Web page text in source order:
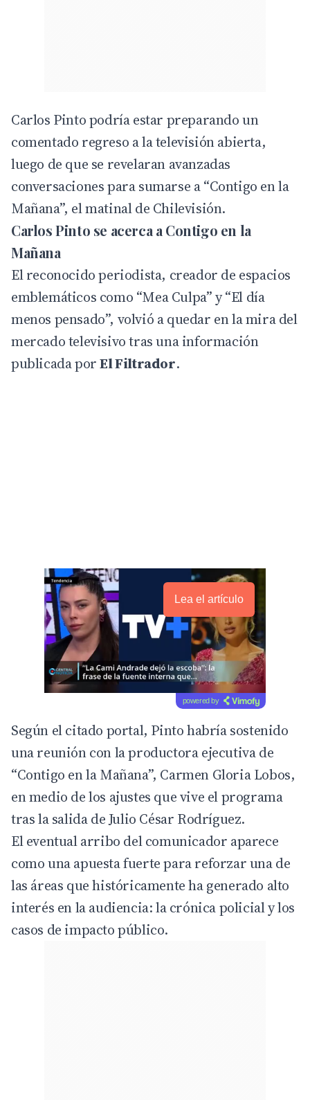
Carlos Pinto podría estar preparando un
comentado regreso a la televisión abierta,
luego de que se revelaran avanzadas
conversaciones para sumarse a “Contigo en la
Mañana”, el matinal de Chilevisión.
Carlos Pinto se acerca a Contigo en la
Mañana
El reconocido periodista, creador de espacios
emblemáticos como “Mea Culpa” y “El día
menos pensado”, volvió a quedar en la mira del
mercado televisivo tras una información
publicada porEl Filtrador.
Lea el artículo
powered by
Según el citado portal, Pinto habría sostenido
una reunión con la productora ejecutiva de
“Contigo en la Mañana”, Carmen Gloria Lobos,
en medio de los ajustes que vive el programa
tras la salida de Julio César Rodríguez.
El eventual arribo del comunicador aparece
como una apuesta fuerte para reforzar una de
las áreas que históricamente ha generado alto
interés en la audiencia: la crónica policial y los
casos de impacto público.